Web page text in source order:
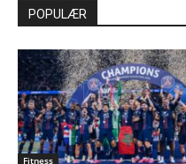
POPULÆR
Fitness